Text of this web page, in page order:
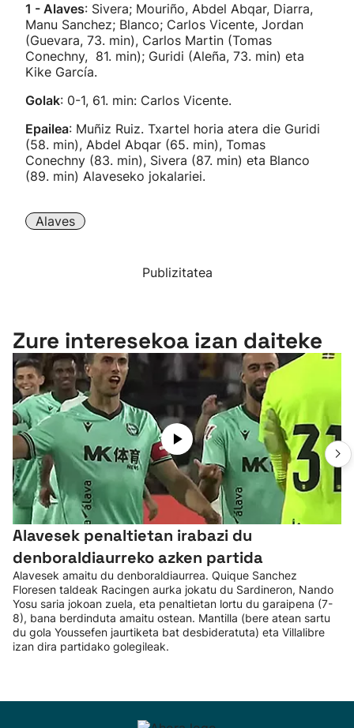
1 - Alaves: Sivera; Mouriño, Abdel Abqar, Diarra,
Manu Sanchez; Blanco; Carlos Vicente, Jordan
(Guevara, 73. min), Carlos Martin (Tomas
Conechny, 81. min); Guridi (Aleña, 73. min) eta
Kike García.
Golak: 0-1, 61. min: Carlos Vicente.
Epailea: Muñiz Ruiz. Txartel horia atera die Guridi
(58. min), Abdel Abqar (65. min), Tomas
Conechny (83. min), Sivera (87. min) eta Blanco
(89. min) Alaveseko jokalariei.
Alaves
Publizitatea
Zure interesekoa izan daiteke
Alavesek penaltietan irabazi du
denboraldiaurreko azken partida
Alavesek amaitu du denboraldiaurrea. Quique Sanchez
Floresen taldeak Racingen aurka jokatu du Sardineron, Nando
Yosu saria jokoan zuela, eta penaltietan lortu du garaipena (7-
8), bana berdinduta amaitu ostean. Mantilla (bere atean sartu
du gola Youssefen jaurtiketa bat desbideratuta) eta Villalibre
izan dira partidako golegileak.